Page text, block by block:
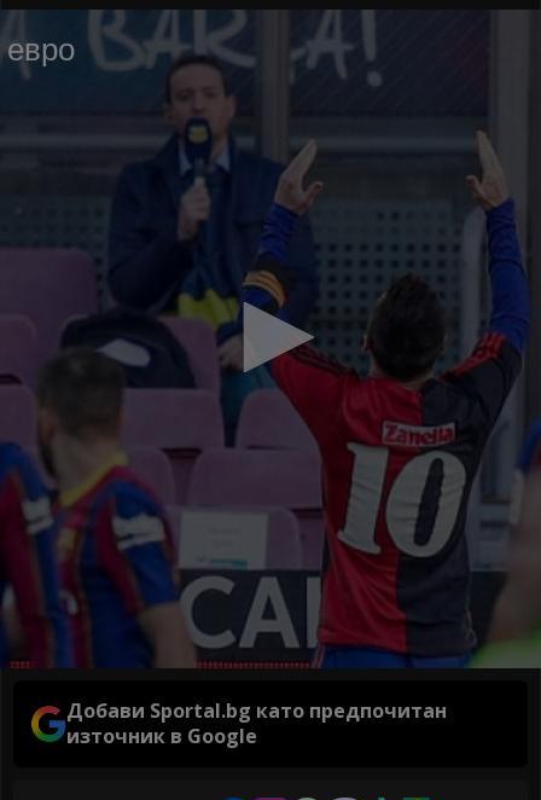
Добави Sportal.bg като предпочитан
източник в Google